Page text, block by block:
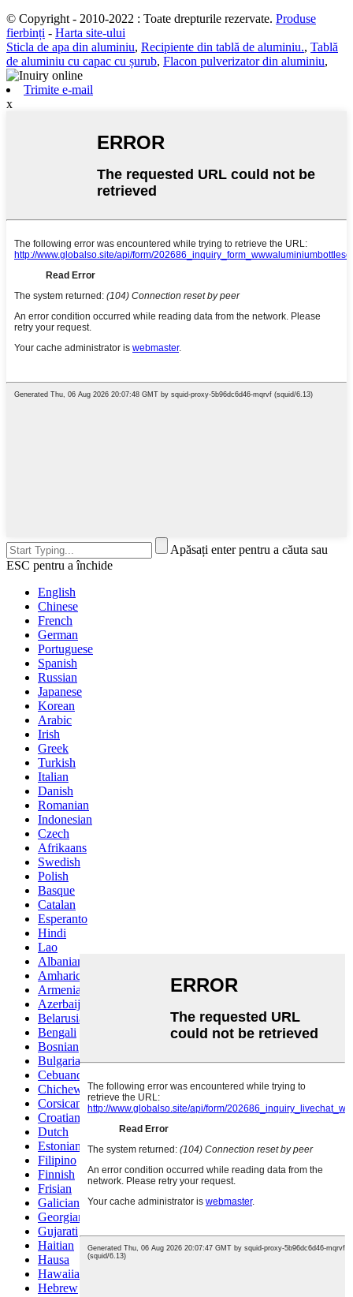
© Copyright - 2010-2022 : Toate drepturile rezervate. Produse
fierbinți - Harta site-ului
Sticla de apa din aluminiu, Recipiente din tablă de aluminiu., Tablă
de aluminiu cu capac cu șurub, Flacon pulverizator din aluminiu,
Trimite e-mail
x
Apăsați enter pentru a căuta sau
ESC pentru a închide
English
Chinese
French
German
Portuguese
Spanish
Russian
Japanese
Korean
Arabic
Irish
Greek
Turkish
Italian
Danish
Romanian
Indonesian
Czech
Afrikaans
Swedish
Polish
Basque
Catalan
Esperanto
Hindi
Lao
Albanian
Amharic
Armenian
Azerbaijani
Belarusian
Bengali
Bosnian
Bulgarian
Cebuano
Chichewa
Corsican
Croatian
Dutch
Estonian
Filipino
Finnish
Frisian
Galician
Georgian
Gujarati
Haitian
Hausa
Hawaiian
Hebrew